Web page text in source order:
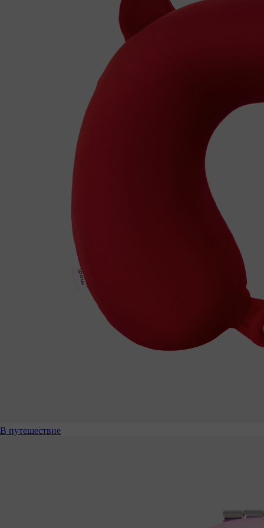
В путешествие